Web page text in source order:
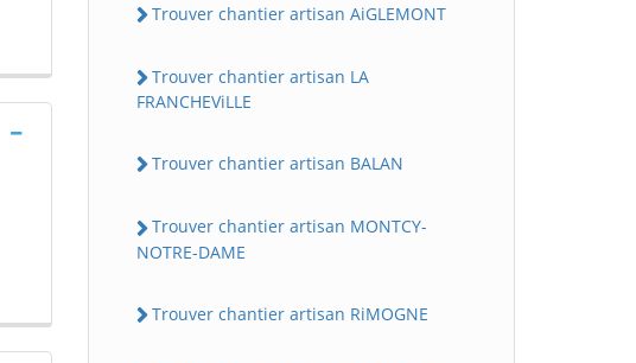
Trouver chantier artisan AiGLEMONT
Trouver chantier artisan LA
FRANCHEViLLE
Trouver chantier artisan BALAN
Trouver chantier artisan MONTCY-
NOTRE-DAME
Trouver chantier artisan RiMOGNE